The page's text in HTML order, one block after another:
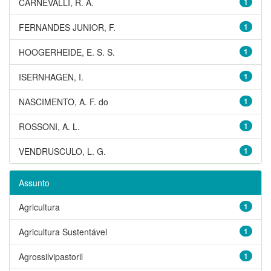
1
FERNANDES JUNIOR, F.
1
HOOGERHEIDE, E. S. S.
1
ISERNHAGEN, I.
1
NASCIMENTO, A. F. do
1
ROSSONI, A. L.
1
VENDRUSCULO, L. G.
Assunto
1
Agricultura
1
Agricultura Sustentável
1
Agrossilvipastoril